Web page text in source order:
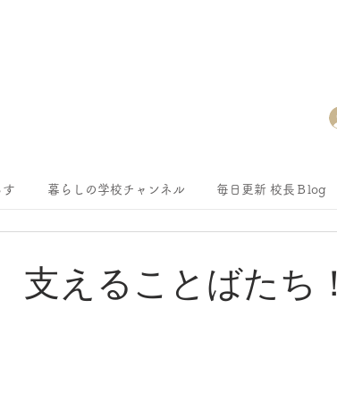
す 暮らしの学校チャンネル 毎日更新 校長Ｂlog
えることばたち！